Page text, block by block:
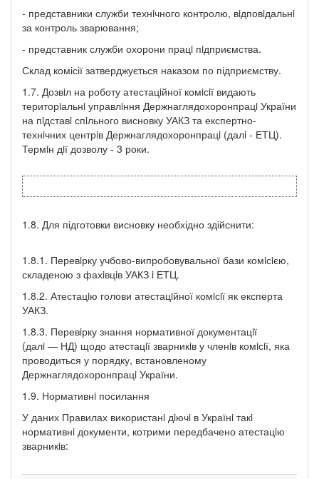
- представники служби технiчного контролю, вiдповiдальнi
за контроль зварювання;
- представник служби охорони працi пiдприємства.
Склад комісії затверджується наказом по підприємству.
1.7. Дозвiл на роботу атестацiйної комiсiї видають
територiальнi управлiння Держнаглядохоронпрацi України
на пiдставi спiльного висновку УАКЗ та експертно-
технiчних центрiв Держнаглядохоронпрацi (далi - ЕТЦ).
Термiн дiї дозволу - 3 роки.
1.8. Для підготовки висновку необхідно здійснити:
1.8.1. Перевiрку учбово-випробовувальної бази комiсiєю,
складеною з фахiвцiв УАКЗ i ЕТЦ.
1.8.2. Атестацiю голови атестацiйної комiсiї як експерта
УАКЗ.
1.8.3. Перевiрку знання нормативної документацiї
(далi — НД) щодо атестацiї зварникiв у членiв комiсiї, яка
проводиться у порядку, встановленому
Держнаглядохоронпрацi України.
1.9. Нормативнi посилання
У даних Правилах використанi дiючi в Українi такi
нормативнi документи, котрими передбачено атестацiю
зварникiв: